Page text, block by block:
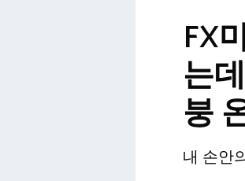
FX
는
붕
내 손안